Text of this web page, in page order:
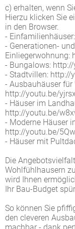
c) erhalten, wenn
Hierzu klicken Sie
in den Browser.
-
- Generationen-
Einliegerwohnung:
- Bungalows:
- Stadtvillen: http://
- Ausbauhäuser für
http://youtu.be/
- Häuser im
http://youtu.be/
- Moderne Häuser
http://youtu.be/
- Häuser mit
Die
Wohlfühlhausern
wird Ihnen
Ihr Bau-Budget
So können Sie
den cleveren